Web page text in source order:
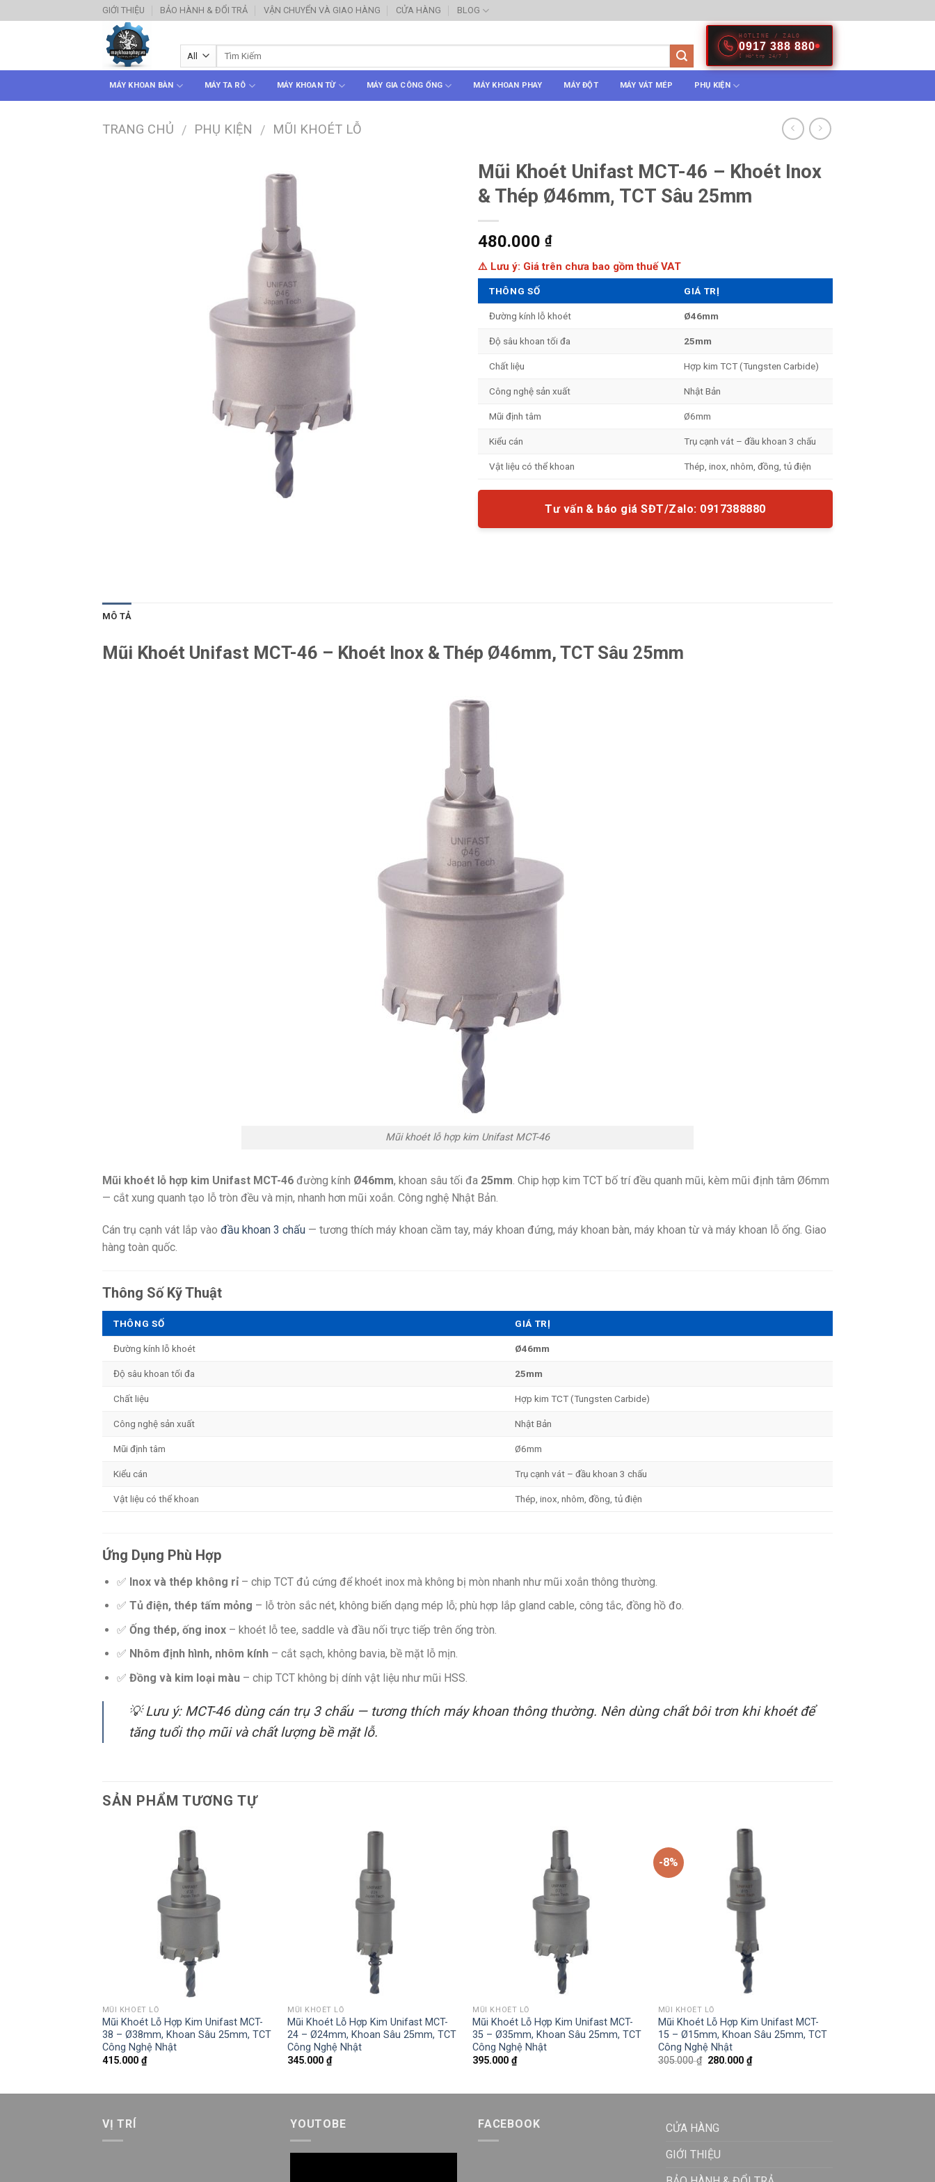
to
GIỚI THIỆU BẢO HÀNH & ĐỔI TRẢ VẬN CHUYỂN VÀ GIAO HÀNG CỬA HÀNG BLOG
HOTLINE / ZALO
0917 388 880
[ Hỗ trợ 24/7 ]
MÁY KHOAN BÀN MÁY TA RÔ MÁY KHOAN TỪ MÁY GIA CÔNG ỐNG MÁY KHOAN PHAY MÁY ĐỘT MÁY VÁT MÉP PHỤ KIỆN
TRANG CHỦ / PHỤ KIỆN / MŨI KHOÉT LỖ
Mũi Khoét Unifast MCT-46 – Khoét Inox
& Thép Ø46mm, TCT Sâu 25mm
480.000 ₫
⚠️ Lưu ý: Giá trên chưa bao gồm thuế VAT
THÔNG SỐ GIÁ TRỊ
Đường kính lỗ khoét Ø46mm
Độ sâu khoan tối đa 25mm
Chất liệu Hợp kim TCT (Tungsten Carbide)
Công nghệ sản xuất Nhật Bản
Mũi định tâm Ø6mm
Kiểu cán Trụ cạnh vát – đầu khoan 3 chấu
Vật liệu có thể khoan Thép, inox, nhôm, đồng, tủ điện
Tư vấn & báo giá SĐT/Zalo: 0917388880
MÔ TẢ
Mũi Khoét Unifast MCT-46 – Khoét Inox & Thép Ø46mm, TCT Sâu 25mm
Mũi khoét lỗ hợp kim Unifast MCT-46
Mũi khoét lỗ hợp kim Unifast MCT-46 đường kính Ø46mm, khoan sâu tối đa 25mm. Chip hợp kim TCT bố trí đều quanh mũi, kèm mũi định tâm Ø6mm
— cắt xung quanh tạo lỗ tròn đều và mịn, nhanh hơn mũi xoắn. Công nghệ Nhật Bản.
Cán trụ cạnh vát lắp vào đầu khoan 3 chấu — tương thích máy khoan cầm tay, máy khoan đứng, máy khoan bàn, máy khoan từ và máy khoan lỗ ống. Giao
hàng toàn quốc.
Thông Số Kỹ Thuật
THÔNG SỐ GIÁ TRỊ
Đường kính lỗ khoét Ø46mm
Độ sâu khoan tối đa 25mm
Chất liệu Hợp kim TCT (Tungsten Carbide)
Công nghệ sản xuất Nhật Bản
Mũi định tâm Ø6mm
Kiểu cán Trụ cạnh vát – đầu khoan 3 chấu
Vật liệu có thể khoan Thép, inox, nhôm, đồng, tủ điện
Ứng Dụng Phù Hợp
✅ Inox và thép không rỉ– chip TCT đủ cứng để khoét inox mà không bị mòn nhanh như mũi xoắn thông thường.
✅ Tủ điện, thép tấm mỏng – lỗ tròn sắc nét, không biến dạng mép lỗ; phù hợp lắp gland cable, công tắc, đồng hồ đo.
✅ Ống thép, ống inox– khoét lỗ tee, saddle và đầu nối trực tiếp trên ống tròn.
✅ Nhôm định hình, nhôm kính– cắt sạch, không bavia, bề mặt lỗ mịn.
✅ Đồng và kim loại màu– chip TCT không bị dính vật liệu như mũi HSS.
💡 Lưu ý: MCT-46 dùng cán trụ 3 chấu — tương thích máy khoan thông thường. Nên dùng chất bôi trơn khi khoét để
tăng tuổi thọ mũi và chất lượng bề mặt lỗ.
SẢN PHẨM TƯƠNG TỰ
MŨI KHOÉT LỖ
Mũi Khoét Lỗ Hợp Kim Unifast MCT-
38 – Ø38mm, Khoan Sâu 25mm, TCT
Công Nghệ Nhật
415.000 ₫
MŨI KHOÉT LỖ
Mũi Khoét Lỗ Hợp Kim Unifast MCT-
24 – Ø24mm, Khoan Sâu 25mm, TCT
Công Nghệ Nhật
345.000₫
MŨI KHOÉT LỖ
Mũi Khoét Lỗ Hợp Kim Unifast MCT-
35 – Ø35mm, Khoan Sâu 25mm, TCT
Công Nghệ Nhật
395.000₫
-8%
MŨI KHOÉT LỖ
Mũi Khoét Lỗ Hợp Kim Unifast MCT-
15 – Ø15mm, Khoan Sâu 25mm, TCT
Công Nghệ Nhật
305.000₫ 280.000 ₫
VỊ TRÍ YOUTOBE FACEBOOK
CỬA HÀNG
GIỚI THIỆU